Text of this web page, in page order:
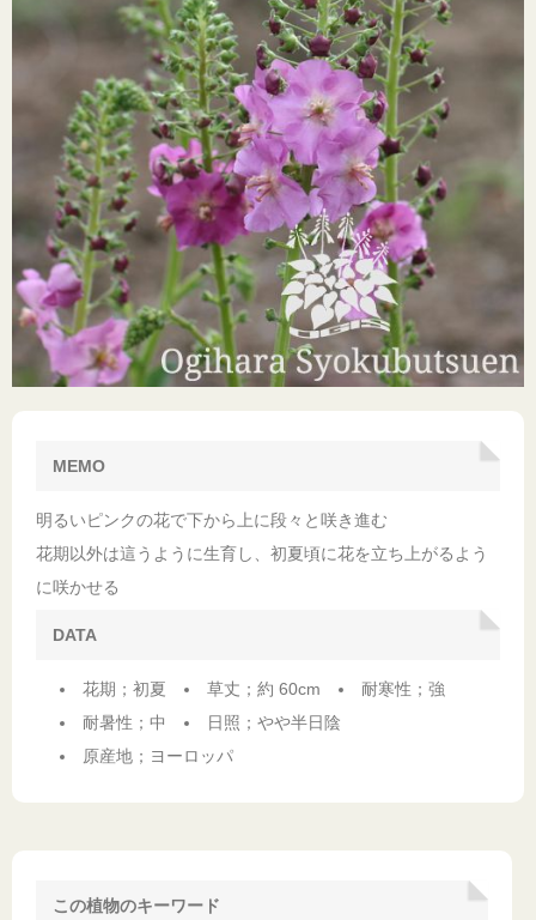
MEMO
明るいピンクの花で下から上に段々と咲き進む
花期以外は這うように生育し、初夏頃に花を立ち上がるよう
に咲かせる
DATA
花期；初夏 草丈；約 60cm
耐寒性；強
耐暑性；中
日照；やや半日陰
原産地；ヨーロッパ
この植物のキーワード